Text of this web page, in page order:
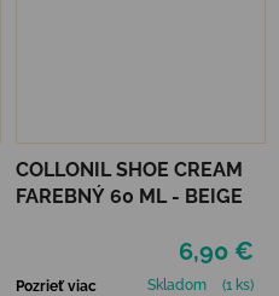
COLLONIL SHOE CREAM
FAREBNÝ 60 ML - BEIGE
6,90 €
Pozrieť viac Skladom (1 ks)